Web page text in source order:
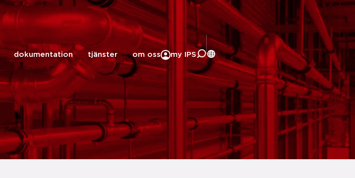
stäng
dokumentation tjänster om oss